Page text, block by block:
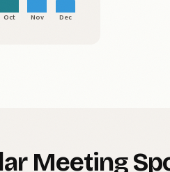
Oct Nov Dec
Meeting